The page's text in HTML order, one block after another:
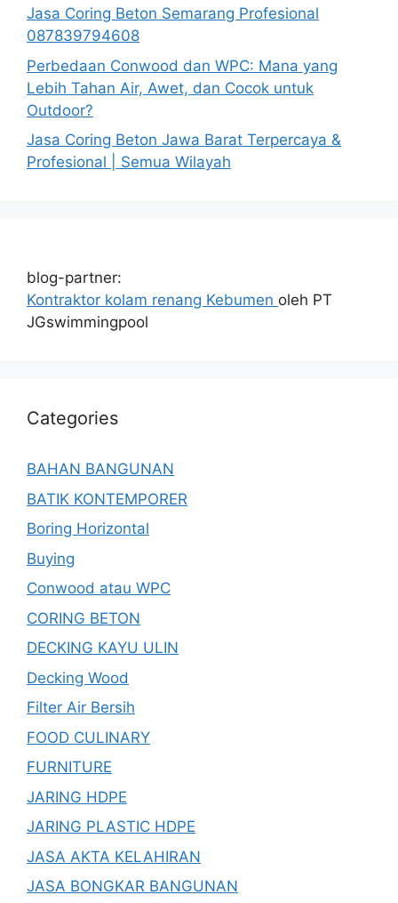
Jasa Coring Beton Semarang Profesional
087839794608
Perbedaan Conwood dan WPC: Mana yang
Lebih Tahan Air, Awet, dan Cocok untuk
Outdoor?
Jasa Coring Beton Jawa Barat Terpercaya &
Profesional | Semua Wilayah
blog-partner:
Kontraktor kolam renang Kebumen oleh PT
JGswimmingpool
Categories
BAHAN BANGUNAN
BATIK KONTEMPORER
Boring Horizontal
Buying
Conwood atau WPC
CORING BETON
DECKING KAYU ULIN
Decking Wood
Filter Air Bersih
FOOD CULINARY
FURNITURE
JARING HDPE
JARING PLASTIC HDPE
JASA AKTA KELAHIRAN
JASA BONGKAR BANGUNAN